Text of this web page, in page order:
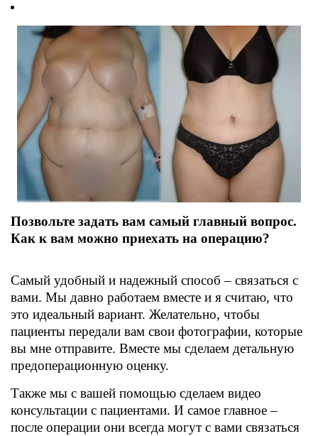
Позвольте задать вам самый главный вопрос.
Как к вам можно приехать на операцию?
Самый удобный и надежный способ – связаться с
вами. Мы давно работаем вместе и я считаю, что
это идеальный вариант. Желательно, чтобы
пациенты передали вам свои фотографии, которые
вы мне отправите. Вместе мы сделаем детальную
предоперационную оценку.
Также мы с вашей помощью сделаем видео
консультации с пациентами. И самое главное –
после операции они всегда могут с вами связаться